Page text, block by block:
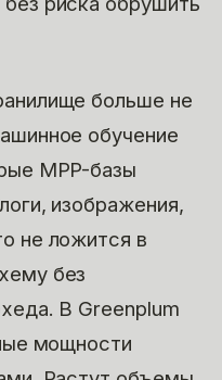
больше не
обучение
MPP-базы
изображения,
не ложится в
без
В Greenplum
мощности